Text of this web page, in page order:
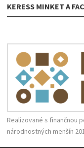
KERESS MINKET A
Realizované s finančnou
národnostných menšín